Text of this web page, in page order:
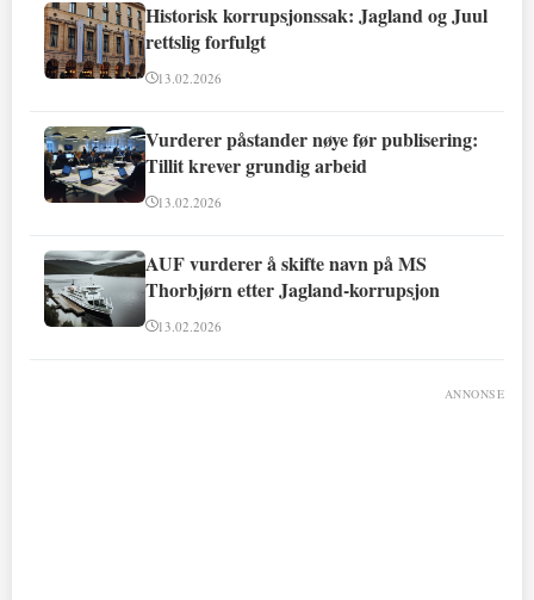
Historisk korrupsjonssak: Jagland og Juul
rettslig forfulgt
13.02.2026
Vurderer påstander nøye før publisering:
Tillit krever grundig arbeid
13.02.2026
AUF vurderer å skifte navn på MS
Thorbjørn etter Jagland-korrupsjon
13.02.2026
ANNONSE